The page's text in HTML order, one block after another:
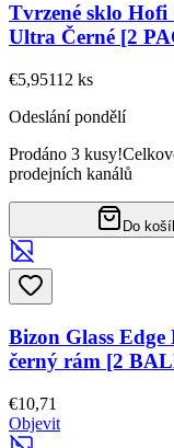
Tvrzené sklo Hofi
Ultra Černé [2
€5,95112 ks
Odeslání pondělí
Prodáno 3 kusy!
prodejních kanálů
Do
Bizon Glass
černý rám [2
€10,71
Objevit